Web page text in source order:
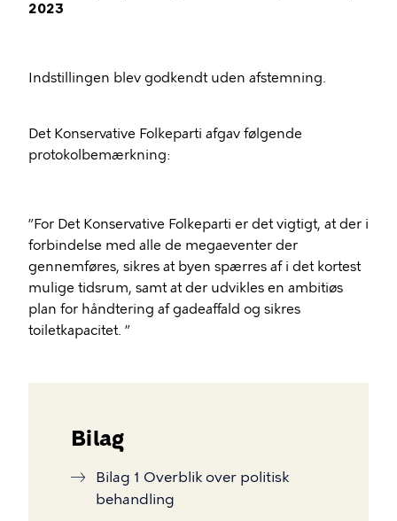
2023
Indstillingen blev godkendt uden afstemning.
Det Konservative Folkeparti afgav følgende
protokolbemærkning:
”For Det Konservative Folkeparti er det vigtigt, at der i
forbindelse med alle de megaeventer der
gennemføres, sikres at byen spærres af i det kortest
mulige tidsrum, samt at der udvikles en ambitiøs
plan for håndtering af gadeaffald og sikres
toiletkapacitet. ”
Bilag
Bilag 1 Overblik over politisk
behandling